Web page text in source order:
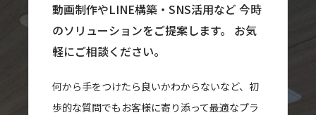
動画制作やLINE構築・SNS活用など 今時
のソリューションをご提案します。
お気
軽にご相談ください。
何から手をつけたら良いかわからないなど、初
歩的な質問でもお客様に寄り添って最適なプラ